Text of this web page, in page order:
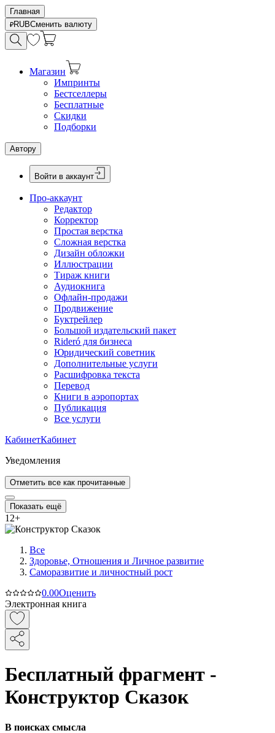
Главная
RUBСменить валюту
Магазин
Импринты
Бестселлеры
Бесплатные
Скидки
Подборки
Автору
Войти в аккаунт
Про-аккаунт
Редактор
Корректор
Простая верстка
Сложная верстка
Дизайн обложки
Иллюстрации
Тираж книги
Аудиокнига
Офлайн-продажи
Продвижение
Буктрейлер
Большой издательский пакет
Rideró для бизнеса
Юридический советник
Дополнительные услуги
Расшифровка текста
Перевод
Книги в аэропортах
Публикация
Все услуги
КабинетКабинет
Уведомления
Отметить все как прочитанные
Показать ещё
12+
Все
Здоровье, Отношения и Личное развитие
Саморазвитие и личностный рост
0.00Оценить
Электронная книга
Бесплатный фрагмент -
Конструктор Сказок
В поисках смысла